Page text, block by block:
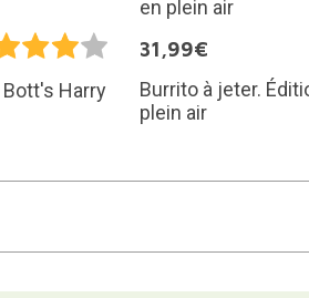
Harry
31,99€
Burrito à jeter.
plein air